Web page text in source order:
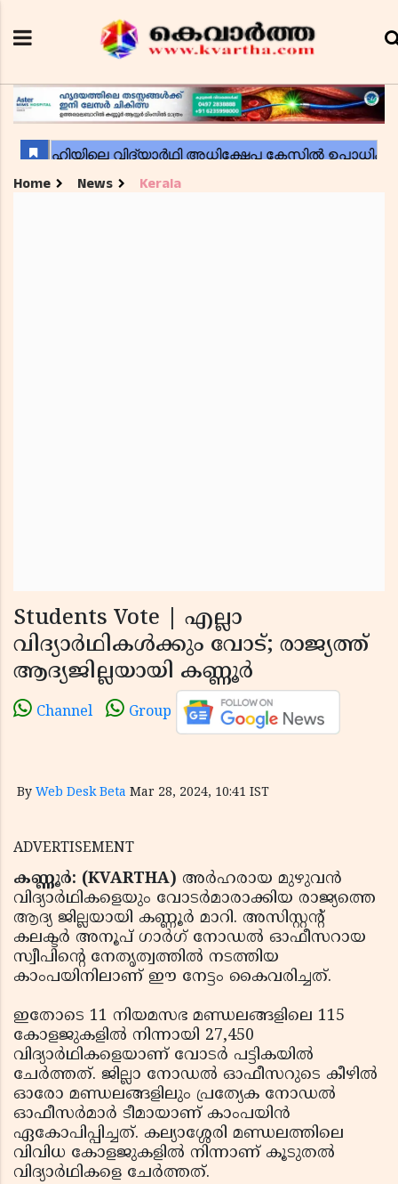
Home News Kerala
Students Vote | എല്ലാ
വിദ്യാര്‍ഥികള്‍ക്കും വോട്; രാജ്യത്ത്
ആദ്യജില്ലയായി കണ്ണൂര്‍
Channel Group
By Web Desk Beta Mar 28, 2024, 10:41 IST
ADVERTISEMENT
കണ്ണൂര്‍: (KVARTHA) അര്‍ഹരായ മുഴുവന്‍
വിദ്യാര്‍ഥികളെയും വോടര്‍മാരാക്കിയ രാജ്യത്തെ
ആദ്യ ജില്ലയായി കണ്ണൂര്‍ മാറി. അസിസ്റ്റന്റ്
കലക്ടര്‍ അനൂപ് ഗാര്‍ഗ് നോഡല്‍ ഓഫീസറായ
സ്വീപിന്റെ നേതൃത്വത്തില്‍ നടത്തിയ
കാംപയിനിലാണ് ഈ നേട്ടം കൈവരിച്ചത്.
ഇതോടെ 11 നിയമസഭ മണ്ഡലങ്ങളിലെ 115
കോളജുകളില്‍ നിന്നായി 27,450
വിദ്യാര്‍ഥികളെയാണ് വോടര്‍ പട്ടികയില്‍
ചേര്‍ത്തത്. ജില്ലാ നോഡല്‍ ഓഫീസറുടെ കീഴില്‍
ഓരോ മണ്ഡലങ്ങളിലും പ്രത്യേക നോഡല്‍
ഓഫീസര്‍മാര്‍ ടീമായാണ് കാംപയിന്‍
ഏകോപിപ്പിച്ചത്. കല്യാശ്ശേരി മണ്ഡലത്തിലെ
വിവിധ കോളജുകളില്‍ നിന്നാണ് കൂടുതല്‍
വിദ്യാര്‍ഥികളെ ചേര്‍ത്തത്.